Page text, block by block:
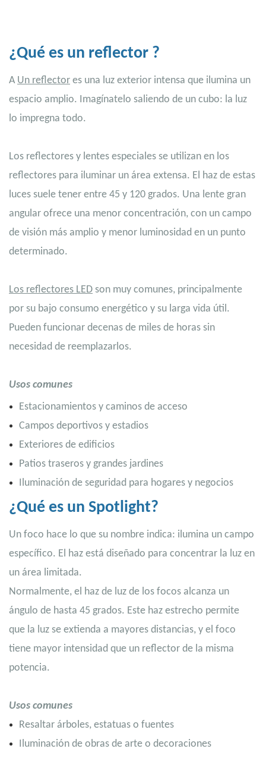
¿Qué es un reflector ?
A Un reflector es una luz exterior intensa que ilumina un
espacio amplio. Imagínatelo saliendo de un cubo: la luz
lo impregna todo.
Los reflectores y lentes especiales se utilizan en los
reflectores para iluminar un área extensa. El haz de estas
luces suele tener entre 45 y 120 grados. Una lente gran
angular ofrece una menor concentración, con un campo
de visión más amplio y menor luminosidad en un punto
determinado.
Los reflectores LED son muy comunes, principalmente
por su bajo consumo energético y su larga vida útil.
Pueden funcionar decenas de miles de horas sin
necesidad de reemplazarlos.
Usos comunes
Estacionamientos y caminos de acceso
Campos deportivos y estadios
Exteriores de edificios
Patios traseros y grandes jardines
Iluminación de seguridad para hogares y negocios
¿Qué es un Spotlight?
Un foco hace lo que su nombre indica: ilumina un campo
específico. El haz está diseñado para concentrar la luz en
un área limitada.
Normalmente, el haz de luz de los focos alcanza un
ángulo de hasta 45 grados. Este haz estrecho permite
que la luz se extienda a mayores distancias, y el foco
tiene mayor intensidad que un reflector de la misma
potencia.
Usos comunes
Resaltar árboles, estatuas o fuentes
Iluminación de obras de arte o decoraciones